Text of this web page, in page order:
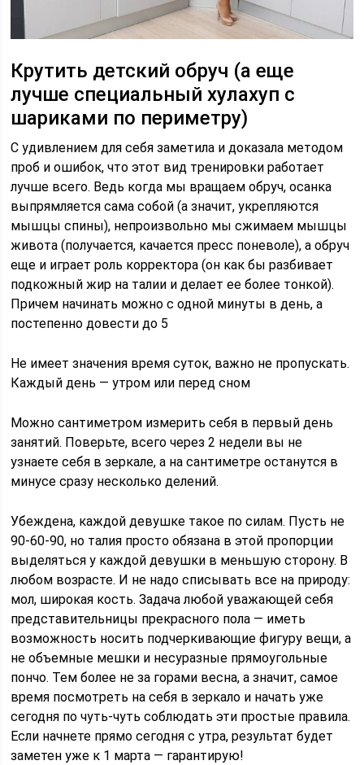
Крутить детский обруч (а еще
лучше специальный хулахуп с
шариками по периметру)
С удивлением для себя заметила и доказала методом
проб и ошибок, что этот вид тренировки работает
лучше всего. Ведь когда мы вращаем обруч, осанка
выпрямляется сама собой (а значит, укрепляются
мышцы спины), непроизвольно мы сжимаем мышцы
живота (получается, качается пресс поневоле), а обруч
еще и играет роль корректора (он как бы разбивает
подкожный жир на талии и делает ее более тонкой).
Причем начинать можно с одной минуты в день, а
постепенно довести до 5
Не имеет значения время суток, важно не пропускать.
Каждый день — утром или перед сном
Можно сантиметром измерить себя в первый день
занятий. Поверьте, всего через 2 недели вы не
узнаете себя в зеркале, а на сантиметре останутся в
минусе сразу несколько делений.
Убеждена, каждой девушке такое по силам. Пусть не
90-60-90, но талия просто обязана в этой пропорции
выделяться у каждой девушки в меньшую сторону. В
любом возрасте. И не надо списывать все на природу:
мол, широкая кость. Задача любой уважающей себя
представительницы прекрасного пола — иметь
возможность носить подчеркивающие фигуру вещи, а
не объемные мешки и несуразные прямоугольные
пончо. Тем более не за горами весна, а значит, самое
время посмотреть на себя в зеркало и начать уже
сегодня по чуть-чуть соблюдать эти простые правила.
Если начнете прямо сегодня с утра, результат будет
заметен уже к 1 марта — гарантирую!